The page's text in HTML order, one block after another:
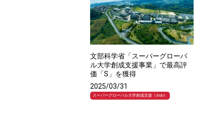
文部科学省「スーパーグローバ
ル大学創成支援事業」で最高評
価「S」を獲得
2025/03/31
スーパーグローバル大学創成支援（SGU）